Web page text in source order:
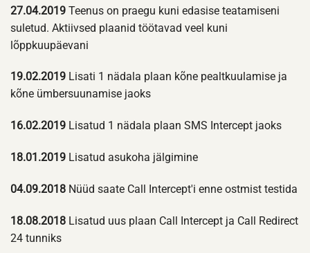
27.04.2019 Teenus on praegu kuni edasise teatamiseni
suletud. Aktiivsed plaanid töötavad veel kuni
lõppkuupäevani
19.02.2019 Lisati 1 nädala plaan kõne pealtkuulamise ja
kõne ümbersuunamise jaoks
16.02.2019 Lisatud 1 nädala plaan SMS Intercept jaoks
18.01.2019 Lisatud asukoha jälgimine
04.09.2018 Nüüd saate Call Intercept'i enne ostmist testida
18.08.2018 Lisatud uus plaan Call Intercept ja Call Redirect
24 tunniks